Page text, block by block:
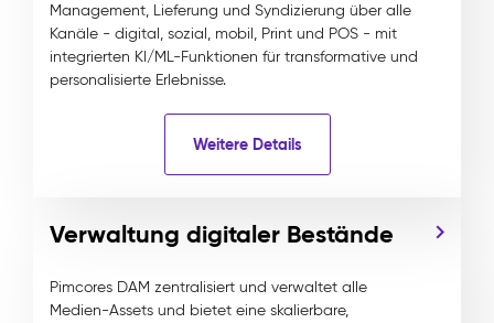
Management, Lieferung und Syndizierung über alle
Kanäle - digital, sozial, mobil, Print und POS - mit
integrierten KI/ML-Funktionen für transformative und
personalisierte Erlebnisse.
Weitere Details
Verwaltung digitaler Bestände
Pimcores DAM zentralisiert und verwaltet alle
Medien-Assets und bietet eine skalierbare,